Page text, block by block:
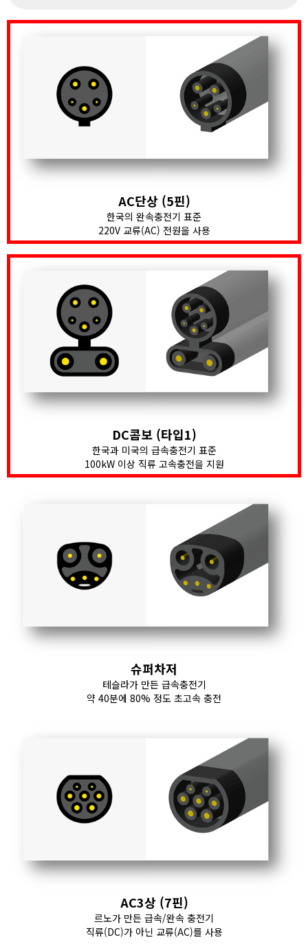
AC단상 (5핀)
한국의 완속충전기 표준
220V 교류(AC) 전원을 사용
DC콤보 (타입1)
한국과 미국의 급속충전기 표준
100kW 이상 직류 고속충전을 지원
슈퍼차저
테슬라가 만든 급속충전기
약 40분에 80% 정도 초고속 충전
AC3상 (7핀)
르노가 만든 급속/완속 충전기
직류(DC)가 아닌 교류(AC)를 사용